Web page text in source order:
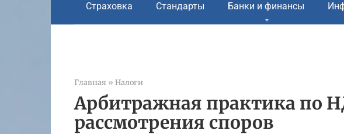
Страховка Стандарты Банки и финансы
Главная » Налоги
Арбитражная практика по
рассмотрения споров